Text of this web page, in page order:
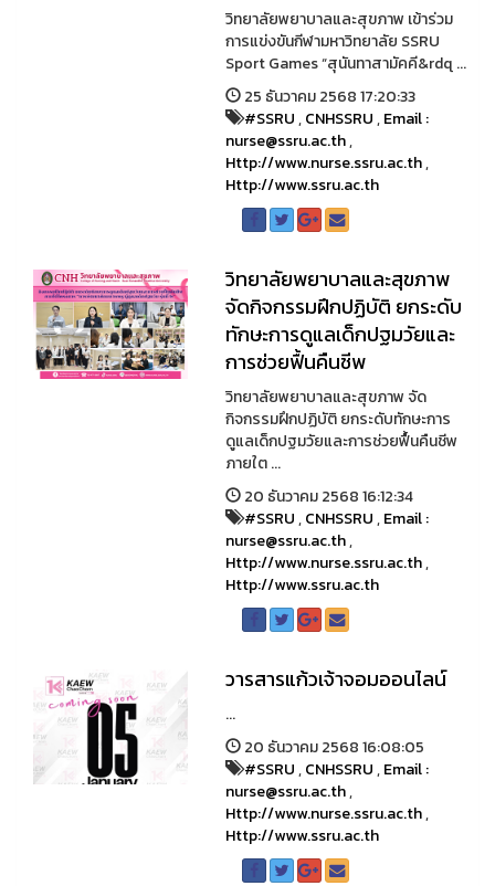
วิทยาลัยพยาบาลและสุขภาพ เข้าร่วม
การแข่งขันกีฬามหาวิทยาลัย SSRU
Sport Games “สุนันทาสามัคคี&rdq ...
25 ธันวาคม 2568 17:20:33
#SSRU,CNHSSRU,Email :
nurse@ssru.ac.th,
Http://www.nurse.ssru.ac.th,
Http://www.ssru.ac.th
วิทยาลัยพยาบาลและสุขภาพ
จัดกิจกรรมฝึกปฏิบัติ ยกระดับ
ทักษะการดูแลเด็กปฐมวัยและ
การช่วยฟื้นคืนชีพ
วิทยาลัยพยาบาลและสุขภาพ จัด
กิจกรรมฝึกปฏิบัติ ยกระดับทักษะการ
ดูแลเด็กปฐมวัยและการช่วยฟื้นคืนชีพ
ภายใต ...
20 ธันวาคม 2568 16:12:34
#SSRU,CNHSSRU,Email :
nurse@ssru.ac.th,
Http://www.nurse.ssru.ac.th,
Http://www.ssru.ac.th
วารสารแก้วเจ้าจอมออนไลน์
...
20 ธันวาคม 2568 16:08:05
#SSRU,CNHSSRU,Email :
nurse@ssru.ac.th,
Http://www.nurse.ssru.ac.th,
Http://www.ssru.ac.th